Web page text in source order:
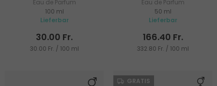
Eau de Parfum
100 ml
Lieferbar
30.00 Fr.
30.00 Fr. / 100 ml
Eau de Parfum
50 ml
Lieferbar
166.40 Fr.
332.80 Fr. / 100 ml
GRATIS